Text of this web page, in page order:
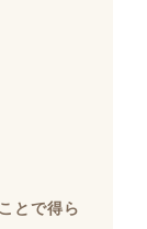
とで得ら